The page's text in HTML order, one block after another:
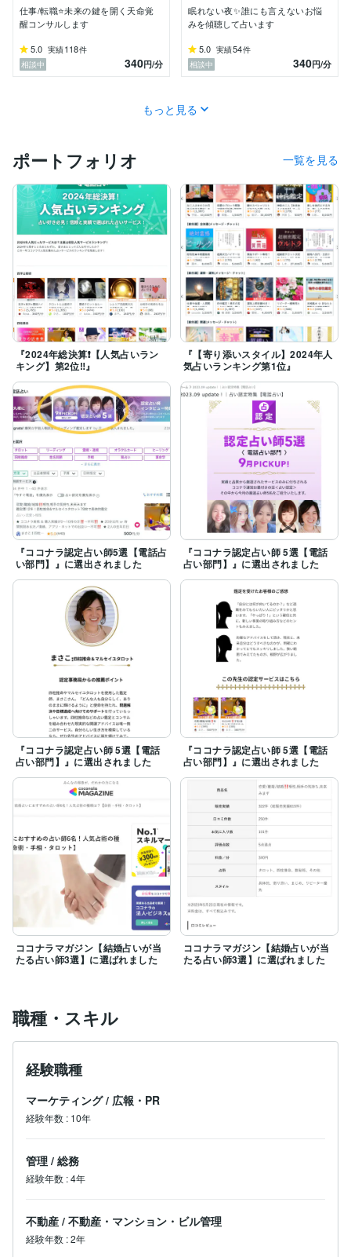
四柱推命で人生の流れを、タロットで“今の心”を読み解
き、あなたが“本当に望む未来”へ進むための一歩を、心
を込めてお伝えします
迷った時こそ人生の転換期☯️お気軽にお電話くださいね
☎️
仕事/転職⭐️未来の鍵を開く天命覚
醒コンサルします
5.0 実績118件
相談中
340円/分
眠れない夜✨誰にも言えないお悩
みを傾聴して占います
5.0 実績54件
相談中
340円/分
もっと見る
ポートフォリオ 一覧を見る
『2024年総決算❗️【人気占いラン
キング】第2位‼️』
『【寄り添いスタイル】2024年人
気占いランキング第1位』
『ココナラ認定占い師5選【電話占
い部門】』に選出されました
『ココナラ認定占い師 5選【電話
占い部門】』に選出されました
『ココナラ認定占い師 5選【電話
占い部門】』に選出されました
『ココナラ認定占い師 5選【電話
占い部門】』に選出されました
ココナラマガジン【結婚占いが当
たる占い師3選】に選ばれました
ココナラマガジン【結婚占いが当
たる占い師3選】に選ばれました
職種・スキル
経験職種
マーケティング / 広報・PR
経験年数 : 10年
管理 / 総務
経験年数 :4年
不動産 / 不動産・マンション・ビル管理
経験年数 :2年